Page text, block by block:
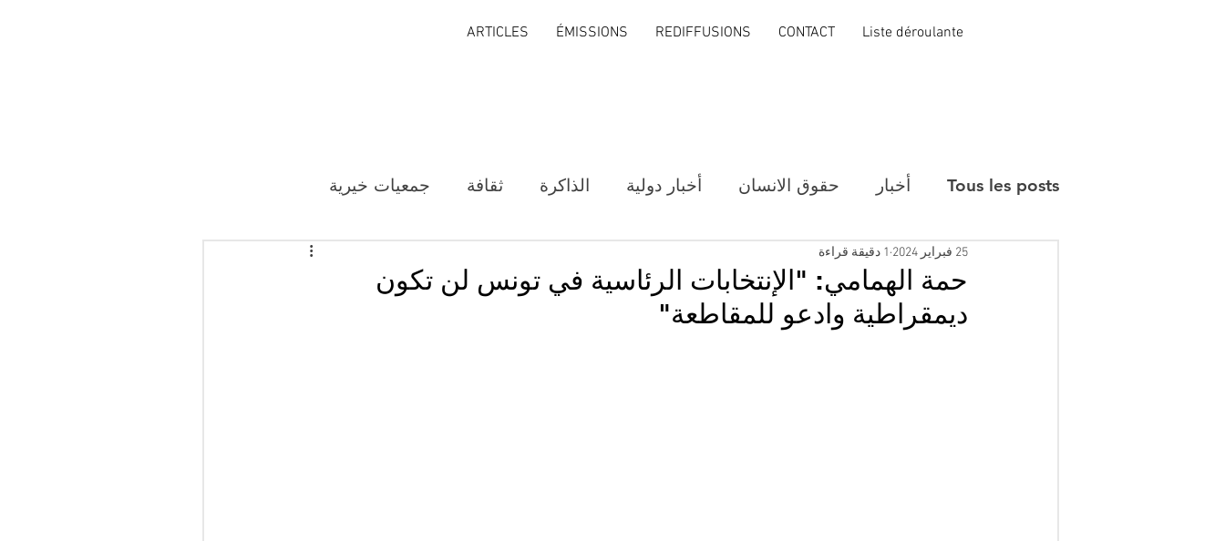
ARTICLES ÉMISSIONS REDIFFUSIONS CONTACT Liste déroulante
Tous les posts أخبار حقوق الانسان أخبار دولية الذاكرة ثقافة جمعيات خيرية
حمة الهمامي: "الإنتخابات الرئاسية في تونس لن تكون
ديمقراطية وادعو للمقاطعة"
25 فبراير 2024 1 دقيقة قراءة